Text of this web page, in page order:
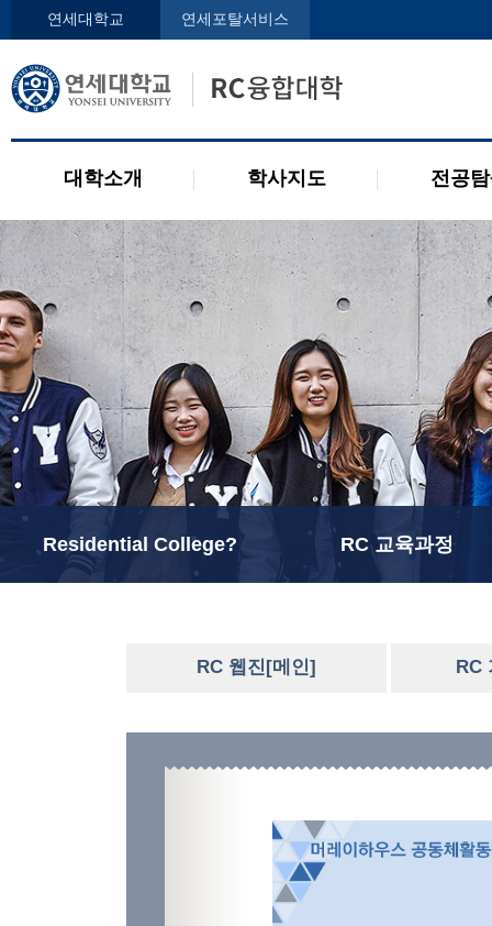
연세대학교 연세포탈서비스
대학소개 학사지도 전공
인사말
오시는 길
학사지도사
Residential College? RC 교육과정
RC 웹진[메인] RC